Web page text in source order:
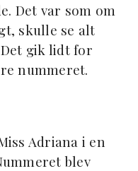
Det var som om
skulle se alt
gik lidt for
nummeret.
Adriana i en
blev